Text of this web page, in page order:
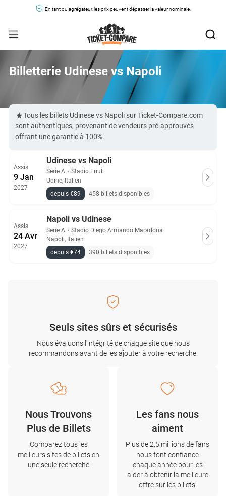
En tant qu'agrégateur, les prix peuvent dépasser la valeur nominale.
Billetterie Udinese vs Napoli
Tous les billets Udinese vs Napoli sur Ticket-Compare.com
sont authentiques, provenant de vendeurs pré-approuvés
offrant une garantie à 100%.
Assis
9 Jan
2027
Udinese vs Napoli
Serie A ・ Stadio Friuli
Udine, Italien
depuis €89
458 billets disponibles
Assis
24 Avr
2027
Napoli vs Udinese
Serie A ・ Stadio Diego Armando Maradona
Napoli, Italien
depuis €74
390 billets disponibles
Seuls sites sûrs et sécurisés
Nous évaluons l'intégrité de chaque site que nous
recommandons avant de les ajouter à votre recherche.
Nous Trouvons
Plus de Billets
Comparez tous les
meilleurs sites de billets en
une seule recherche
Les fans nous
aiment
Plus de 2,5 millions de fans
nous font confiance
chaque année pour les
aider à obtenir la meilleure
offre sur les billets.